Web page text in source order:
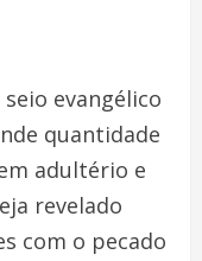
evangélico
quantidade
adultério e
revelado
com o pecado